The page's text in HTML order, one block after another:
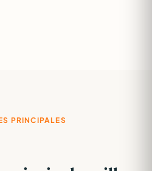
PRINCIPALES